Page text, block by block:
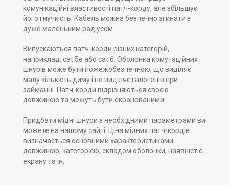
комунікаційні властивості патч-корду, але збільшує
його гнучкість. Кабель можна безпечно згинати з
дуже маленьким радіусом.
Випускаються патч-корди різних категорій,
наприклад, cat 5e або cat 6. Оболонка комутаційних
шнурів може бути пожежобезпечною, що виділяє
малу кількість диму і не виділяє галогенів при
займанні. Патч-корди відрізняються своєю
довжиною та можуть бути екранованими.
Придбати мідні шнури з необхідними параметрами ви
можете на нашому сайті. Ціна мідних патч-кордів
визначається основними характеристиками:
довжиною, категорією, складом оболонки, наявністю
екрану та ін.